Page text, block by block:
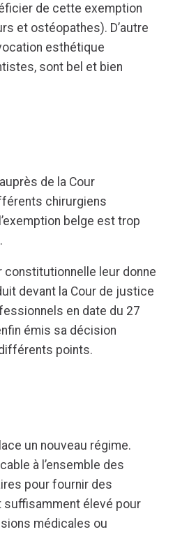
de cette exemption
et ostéopathes). D’autre
esthétique
sont bel et bien
de la Cour
chirurgiens
belge est trop
constitutionnelle leur donne
devant la Cour de justice
en date du 27
émis sa décision
points.
un nouveau régime.
à l’ensemble des
pour fournir des
élevé pour
médicales ou